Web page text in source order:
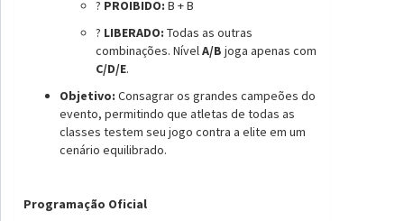
? PROIBIDO: B + B
? LIBERADO: Todas as outras
combinações. NívelA/B joga apenas com
C/D/E.
Objetivo: Consagrar os grandes campeões do
evento, permitindo que atletas de todas as
classes testem seu jogo contra a elite em um
cenário equilibrado.
Programação Oficial